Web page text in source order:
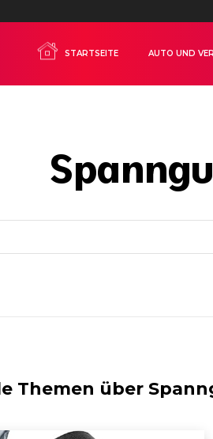
STARTSEITE AUTO UND
Themen über